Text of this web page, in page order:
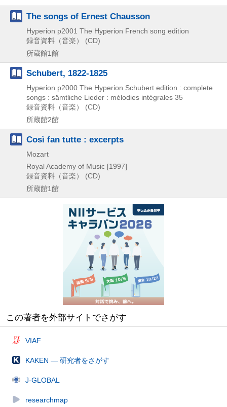
The songs of Ernest Chausson
Hyperion p2001 The Hyperion French song edition
録音資料（音楽） (CD)
所蔵館1館
Schubert, 1822-1825
Hyperion p2000 The Hyperion Schubert edition : complete
songs : sämtliche Lieder : mélodies intégrales 35
録音資料（音楽） (CD)
所蔵館2館
Così fan tutte : excerpts
Mozart
Royal Academy of Music [1997]
録音資料（音楽） (CD)
所蔵館1館
この著者を外部サイトでさがす
VIAF
KAKEN — 研究者をさがす
J-GLOBAL
researchmap